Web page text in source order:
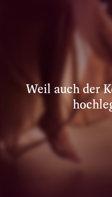
Weil auch der